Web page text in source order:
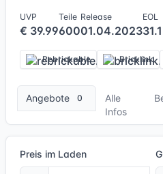
UVP
€ 39.99
Teile
600
Release
01.04.2023
EOL
Rebrickable Bricklink
Angebote 0
Alle
Infos
Preis im Laden